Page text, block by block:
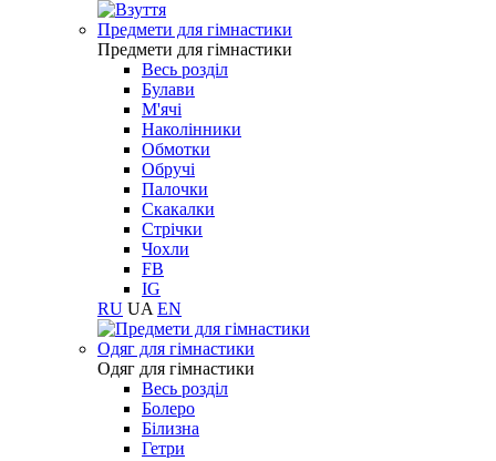
Предмети для гімнастики
Предмети для гімнастики
Весь розділ
Булави
М'ячі
Наколінники
Обмотки
Обручі
Палочки
Скакалки
Стрічки
Чохли
FB
IG
RU UA EN
Одяг для гімнастики
Одяг для гімнастики
Весь розділ
Болеро
Білизна
Гетри